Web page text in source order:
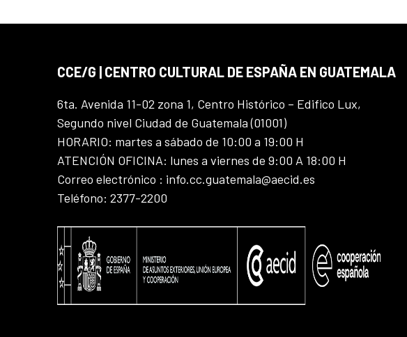
CCE/G | CENTRO CULTURAL DE ESPAÑA EN GUATEMALA
6ta. Avenida 11-02 zona 1, Centro Histórico – Edifico Lux,
Segundo nivel Ciudad de Guatemala (01001)
HORARIO: martes a sábado de 10:00 a 19:00 H
ATENCIÓN OFICINA: lunes a viernes de 9:00 A 18:00 H
Correo electrónico : info.cc.guatemala@aecid.es
Teléfono: 2377-2200